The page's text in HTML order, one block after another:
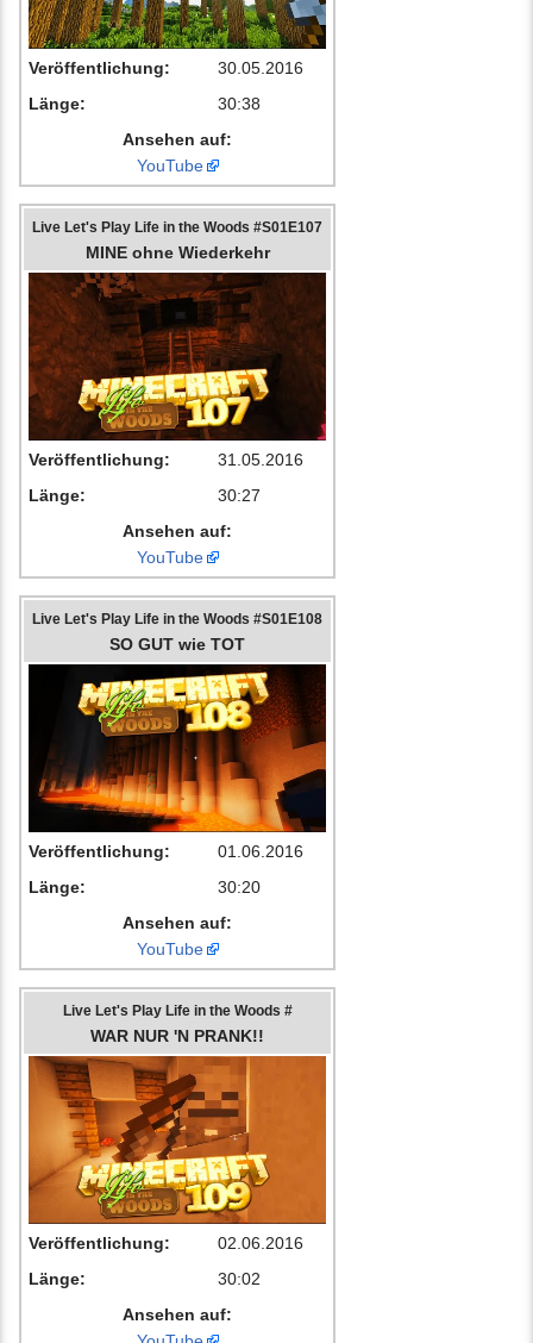
Veröffentlichung:
30.05.2016
Länge:
30:38
Ansehen auf:
YouTube
Live Let's Play Life in the Woods #S01E107
MINE ohne Wiederkehr
Veröffentlichung:
31.05.2016
Länge:
30:27
Ansehen auf:
YouTube
Live Let's Play Life in the Woods #S01E108
SO GUT wie TOT
Veröffentlichung:
01.06.2016
Länge:
30:20
Ansehen auf:
YouTube
Live Let's Play Life in the Woods #
WAR NUR 'N PRANK!!
Veröffentlichung:
02.06.2016
Länge:
30:02
Ansehen auf: